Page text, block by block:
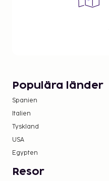
Populära länder
Spanien
Italien
Tyskland
USA
Egypten
Resor